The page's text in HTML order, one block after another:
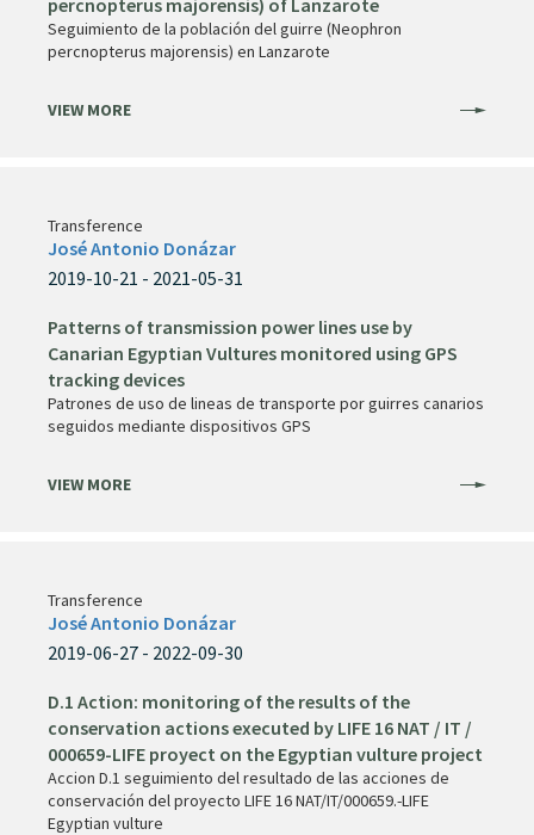
percnopterus majorensis) of Lanzarote
Seguimiento de la población del guirre (Neophron
percnopterus majorensis) en Lanzarote
VIEW MORE
Transference
José Antonio Donázar
2019-10-21 - 2021-05-31
Patterns of transmission power lines use by
Canarian Egyptian Vultures monitored using GPS
tracking devices
Patrones de uso de lineas de transporte por guirres canarios
seguidos mediante dispositivos GPS
VIEW MORE
Transference
José Antonio Donázar
2019-06-27 - 2022-09-30
D.1 Action: monitoring of the results of the
conservation actions executed by LIFE 16 NAT / IT /
000659-LIFE proyect on the Egyptian vulture project
Accion D.1 seguimiento del resultado de las acciones de
conservación del proyecto LIFE 16 NAT/IT/000659.-LIFE
Egyptian vulture